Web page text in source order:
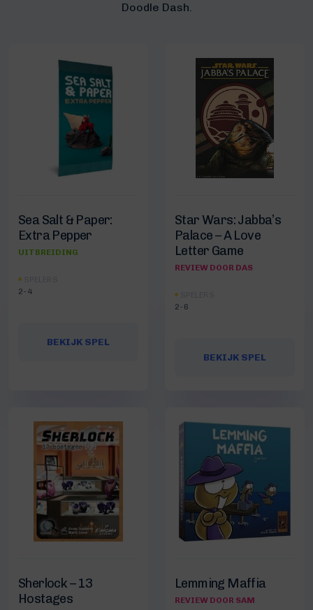
Doodle Dash.
Sea Salt & Paper:
Extra Pepper
UITBREIDING
2-4
BEKIJK SPEL
Star Wars: Jabba’s
Palace – A Love
Letter Game
REVIEW DOOR DAS
2-6
BEKIJK SPEL
Sherlock – 13
Hostages
Lemming Maffia
REVIEW DOOR SAM